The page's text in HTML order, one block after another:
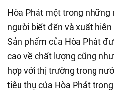
Hòa Phát một trong những
người biết đến và xuất
Sản phẩm của Hòa Phát
cao về chất lượng cũng
hợp với thị trường trong
tiêu thụ của Hòa Phát